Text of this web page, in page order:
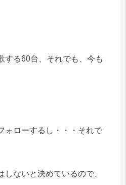
する60台、それでも、今も
ォローするし・・・それで
ないと決めているので、